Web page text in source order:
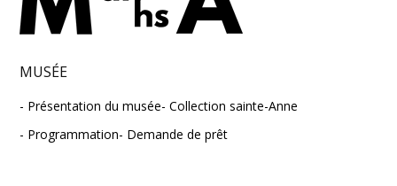
MUSÉE
Présentation du musée Collection sainte-Anne
Programmation Demande de prêt